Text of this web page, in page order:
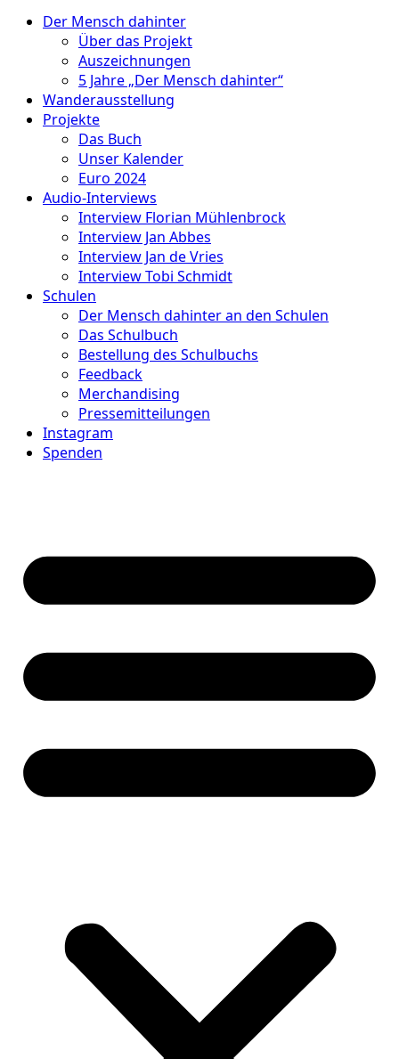
Der Mensch dahinter
Über das Projekt
Auszeichnungen
5 Jahre „Der Mensch dahinter“
Wanderausstellung
Projekte
Das Buch
Unser Kalender
Euro 2024
Audio-Interviews
Interview Florian Mühlenbrock
Interview Jan Abbes
Interview Jan de Vries
Interview Tobi Schmidt
Schulen
Der Mensch dahinter an den Schulen
Das Schulbuch
Bestellung des Schulbuchs
Feedback
Merchandising
Pressemitteilungen
Instagram
Spenden